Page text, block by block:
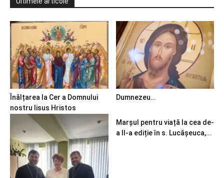
Înălțarea la Cer a Domnului
nostru Iisus Hristos
Dumnezeu…
Marșul pentru viață la cea de-
a II-a ediție în s. Lucășeuca,...